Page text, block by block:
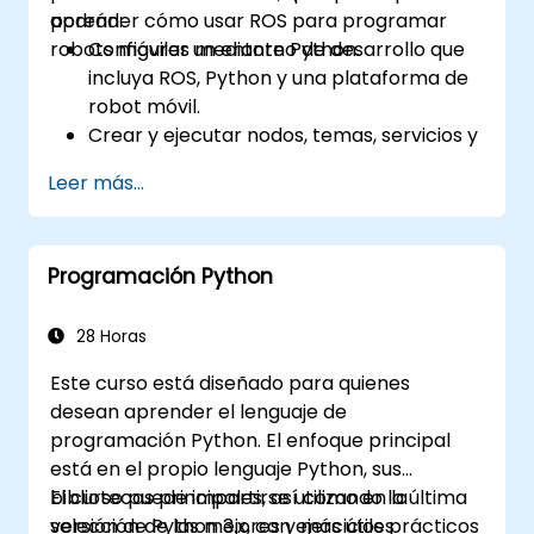
aprender cómo usar ROS para programar
robots móviles mediante Python.
podrán:
Configurar un entorno de desarrollo que
incluya ROS, Python y una plataforma de
robot móvil.
Crear y ejecutar nodos, temas, servicios y
Usar herramientas y utilidades de ROS
para supervisar y depurar aplicaciones
de ROS.
Usar paquetes y bibliotecas de ROS para
móviles.
trabajo y herramientas.
Solucionar problemas y depurar
aplicaciones de ROS.
Leer más...
Programación Python
28 Horas
Este curso está diseñado para quienes
desean aprender el lenguaje de
programación Python. El enfoque principal
está en el propio lenguaje Python, sus
bibliotecas principales, así como en la
selección de las mejores y más útiles
El curso puede impartirse utilizando la última
versión de Python 3.x, con ejercicios prácticos